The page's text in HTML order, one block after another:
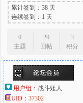
累计签到：38 天
连续签到：1 天
0
主题
20
回帖
3
积分
用户组： 战斗矮人
UID： 37302